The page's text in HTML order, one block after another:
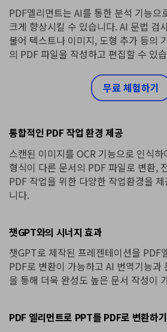
PDF엘리먼트는 AI를 통한 분석 기능으
크게 향상시킬 수 있습니다. AI 문법 검
불어 텍스트나 이미지, 도형 추가 등의
의 PDF 파일을 작성하고 편집할 수 있
무료 체험하기
통합적인 PDF 작업 환경 제공
스캔된 이미지를 OCR 기능으로 인식
형식이 다른 문서의 PDF 파일로 변환,
PDF 작업을 위한 다양한 작업환경을
니다.
챗GPT와의 시너지 효과
챗GPT로 제작된 프레젠테이션을 PDF
PDF로 변환이 가능하고 AI 번역기능과
을 통해 더욱 완성도 높은 문서 작성이
PDF 엘리먼트로 PPT를 PDF로 변환하기